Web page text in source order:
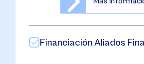
Financiación Aliados